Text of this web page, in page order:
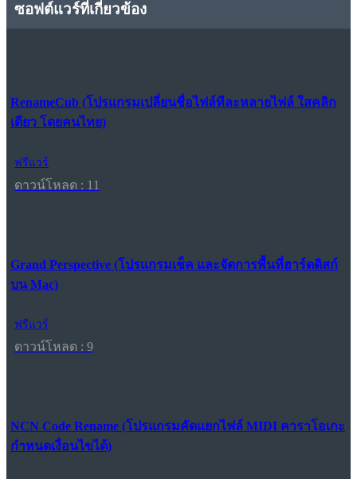
ซอฟต์แวร์ที่เกี่ยวข้อง
RenameCub (โปรแกรมเปลี่ยนชื่อไฟล์ทีละหลายไฟล์ ใสคลิก
เดียว โดยคนไทย)
ฟรีแวร์
ดาวน์โหลด : 11
Grand Perspective (โปรแกรมเช็ค และจัดการพื้นที่ฮาร์ดดิสก์
บน Mac)
ฟรีแวร์
ดาวน์โหลด : 9
NCN Code Rename (โปรแกรมคัดแยกไฟล์ MIDI คาราโอเกะ
กำหนดเงื่อนไขได้)